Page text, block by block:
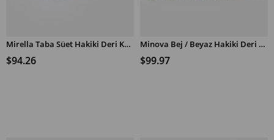
Mirella Taba Süet Hakiki Deri Kadın Sneaker
$94.26
Minova Bej / Beyaz Hakiki Deri Kadın Sneaker
$99.97